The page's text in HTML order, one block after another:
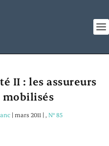
II : les assureurs
mobilisés
|mars 2011 | , N° 85